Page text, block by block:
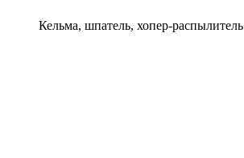
Кельма, шпатель, хопер-распылитель